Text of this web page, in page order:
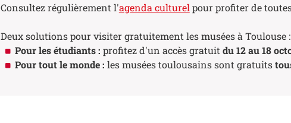
Consultez régulièrement l'agenda culturel pour profiter de
Deux solutions pour visiter gratuitement les musées à Toulouse :
Pour les étudiants : profitez d'un accès gratuit du 12 au 18
Pour tout le monde : les musées toulousains sont gratuits